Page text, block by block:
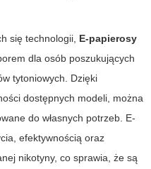
się technologii, E-papierosy
dla osób poszukujących
tytoniowych. Dzięki
dostępnych modeli, można
do własnych potrzeb. E-
efektywnością oraz
nikotyny, co sprawia, że są